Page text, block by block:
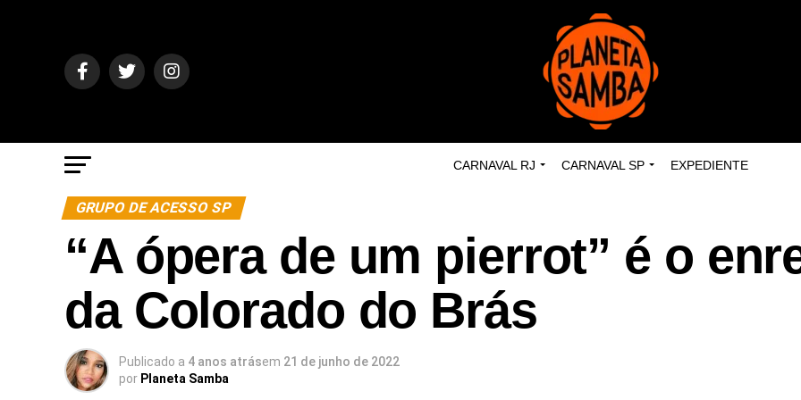
CARNAVAL RJ CARNAVAL SP EXPEDIENTE
GRUPO DE ACESSO SP
“A ópera de um pierrot” é o
da Colorado do Brás
Publicado a 4 anos atrásem 21 de junho de 2022
por Planeta Samba